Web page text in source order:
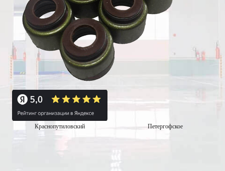
Краснопутиловский Петергофское